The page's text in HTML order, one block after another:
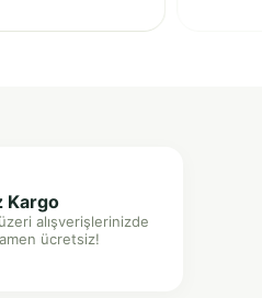
Kargo
alışverişlerinizde
ücretsiz!